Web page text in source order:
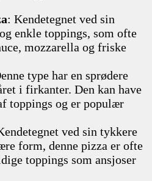
: Kendetegnet ved sin
enkle toppings, som ofte
mozzarella og friske
type har en sprødere
i firkanter. Den kan have
toppings og er populær
ved sin tykkere
form, denne pizza er ofte
toppings som ansjoser